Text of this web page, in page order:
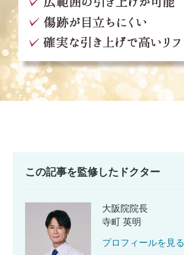
この記事を監修したドクター
大阪院院長
寺町 英明
プロフィールを見る